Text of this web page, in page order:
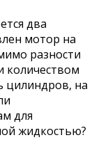
два
мотор на
разности
количеством
цилиндров, на
для
жидкостью?